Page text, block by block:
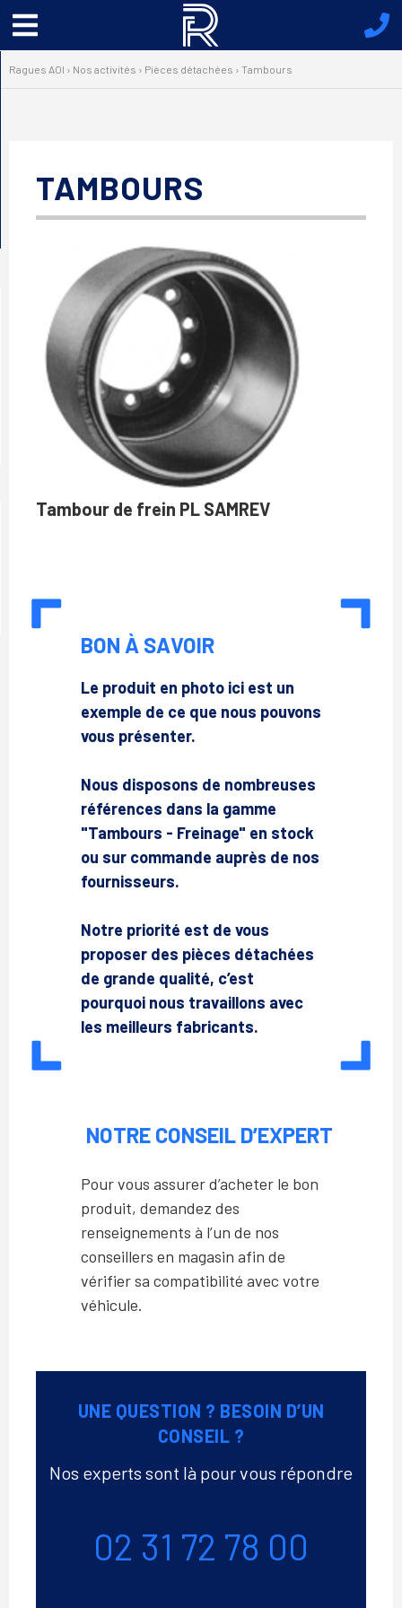
Menu
principal
Ragues AOI › Nos activités › Pièces détachées › Tambours
TAMBOURS
Tambour de frein PL SAMREV
BON À SAVOIR
Le produit en photo ici est un
exemple de ce que nous pouvons
vous présenter.
Nous disposons de nombreuses
références dans la gamme
"Tambours - Freinage" en stock
ou sur commande auprès de nos
fournisseurs.
Notre priorité est de vous
proposer des pièces détachées
de grande qualité, c’est
pourquoi nous travaillons avec
les meilleurs fabricants.
NOTRE CONSEIL D’EXPERT
Pour vous assurer d’acheter le bon
produit, demandez des
renseignements à l’un de nos
conseillers en magasin afin de
vérifier sa compatibilité avec votre
véhicule.
UNE QUESTION ? BESOIN D’UN
CONSEIL ?
Nos experts sont là pour vous répondre
02 31 72 78 00